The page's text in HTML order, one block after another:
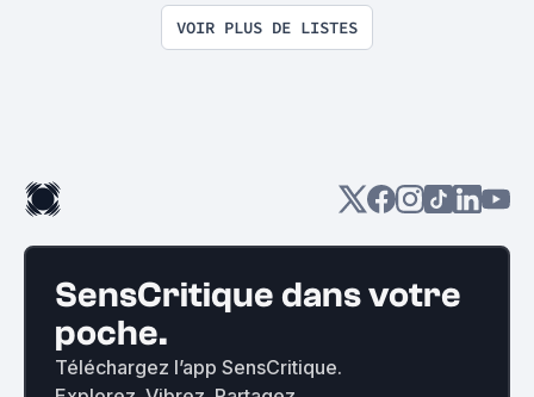
VOIR PLUS DE LISTES
SensCritique dans votre
poche.
Téléchargez l’app SensCritique.